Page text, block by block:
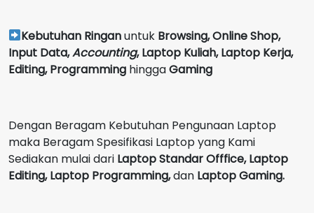
Kebutuhan Ringanuntuk Browsing, Online Shop,
Input Data,Accounting, Laptop Kuliah, Laptop Kerja,
Editing, Programming hinggaGaming
Dengan Beragam Kebutuhan Pengunaan Laptop
maka Beragam Spesifikasi Laptop yang Kami
Sediakan mulai dari Laptop Standar Offfice, Laptop
Editing, Laptop Programming,dan Laptop Gaming.